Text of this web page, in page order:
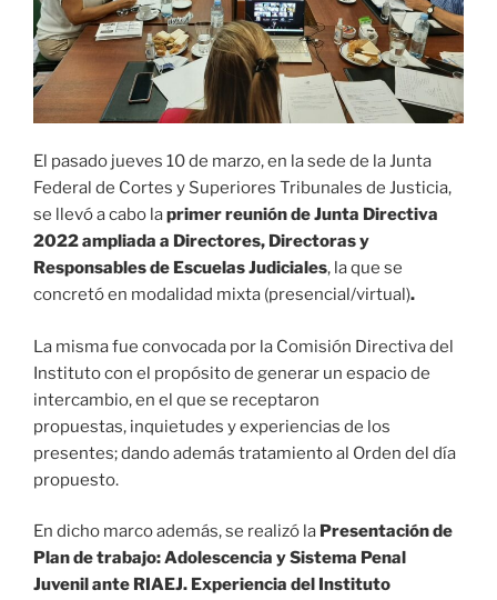
El pasado jueves 10 de marzo, en la sede de la Junta
Federal de Cortes y Superiores Tribunales de Justicia,
se llevó a cabo laprimer reunión de Junta Directiva
2022 ampliada a Directores, Directoras y
Responsables de Escuelas Judiciales, la que se
concretó en modalidad mixta (presencial/virtual).
La misma fue convocada por la Comisión Directiva del
Instituto con el propósito de generar un espacio de
intercambio, en el que se receptaron
propuestas, inquietudes y experiencias de los
presentes; dando además tratamiento al Orden del día
propuesto.
En dicho marco además, se realizó la Presentación de
Plan de trabajo: Adolescencia y Sistema Penal
Juvenil ante RIAEJ. Experiencia del Instituto